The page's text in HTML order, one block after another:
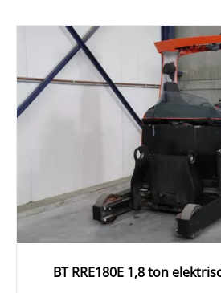
BT RRE180E 1,8 ton